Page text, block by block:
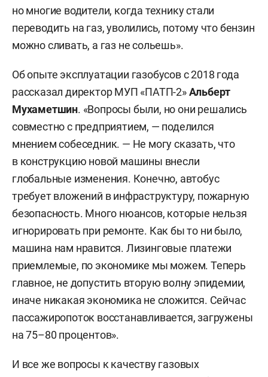
но многие водители, когда технику стали
переводить на газ, уволились, потому что бензин
можно сливать, а газ не сольешь».
Об опыте эксплуатации газобусов с 2018 года
рассказал директор МУП «ПАТП-2»Альберт
Мухаметшин. «Вопросы были, но они решались
совместно с предприятием, — поделился
мнением собеседник. — Не могу сказать, что
в конструкцию новой машины внесли
глобальные изменения. Конечно, автобус
требует вложений в инфраструктуру, пожарную
безопасность. Много нюансов, которые нельзя
игнорировать при ремонте. Как бы то ни было,
машина нам нравится. Лизинговые платежи
приемлемые, по экономике мы можем. Теперь
главное, не допустить вторую волну эпидемии,
иначе никакая экономика не сложится. Сейчас
пассажиропоток восстанавливается, загружены
на 75–80 процентов».
И все же вопросы к качеству газовых